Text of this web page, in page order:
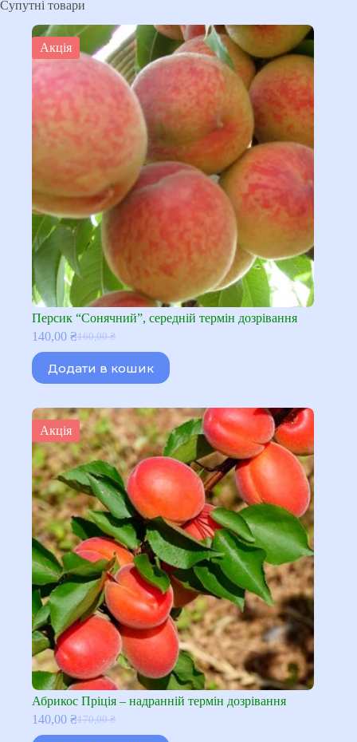
Супутні товари
Акція
Персик “Сонячний”, середній термін дозрівання
160,00₴
Оригінальна
160,00 ₴.
140,00 ₴Поточна
140,00 ₴.
Додати в кошик
Акція
Абрикос Пріція – надранній термін дозрівання
170,00₴
Оригінальна
140,00 ₴Поточна